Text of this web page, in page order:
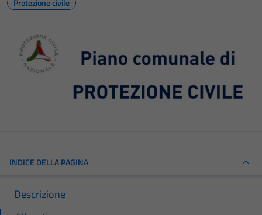
Protezione civile
INDICE DELLA PAGINA
Descrizione